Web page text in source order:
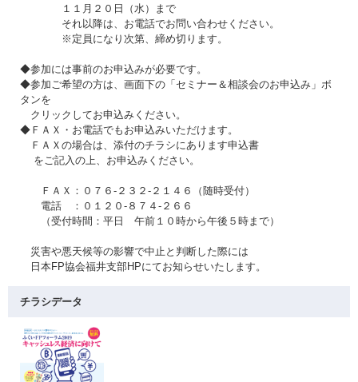
１１月２０日（水）まで
それ以降は、お電話でお問い合わせください。
※定員になり次第、締め切ります。
◆参加には事前のお申込みが必要です。
◆参加ご希望の方は、画面下の「セミナー＆相談会のお申込み」ボ
タンを
クリックしてお申込みください。
◆ＦＡＸ・お電話でもお申込みいただけます。
ＦＡＸの場合は、添付のチラシにあります申込書
をご記入の上、お申込みください。
ＦＡＸ：０７６-２３２-２１４６（随時受付）
電話 ：０１２０-８７４-２６６
（受付時間：平日 午前１０時から午後５時まで）
災害や悪天候等の影響で中止と判断した際には
日本FP協会福井支部HPにてお知らせいたします。
チラシデータ